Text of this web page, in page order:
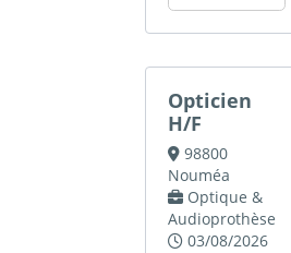
Opticien
H/F
98800
Nouméa
Optique &
Audioprothèse
03/08/2026